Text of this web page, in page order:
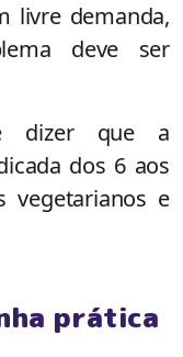
livre demanda,
deve ser
dizer que a
dos 6 aos
vegetarianos e
prática